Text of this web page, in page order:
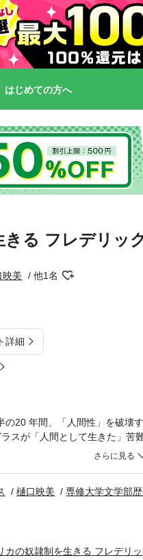
はじめての方へ
きる フレデリッ
映美 他1名
詳細
の20 年間、「人間性」を破壊
スが「人間として生きた」苦
版〕に年譜を増補。年譜では
れて第２章 ロイド大佐のホ
章 ロイド大佐のもとを去る
マス第10 章 抵抗――コーヴィ
での出会い追補 二つの「
樋口映美
専修大学文学部
カの奴隷制を生きる フレデリ